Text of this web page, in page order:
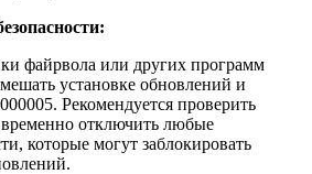
файрвола или других программ
установке обновлений и
Рекомендуется проверить
отключить любые
которые могут заблокировать